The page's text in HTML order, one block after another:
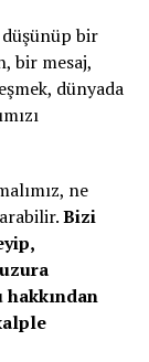
bir
bir mesaj,
dünyada
ne
Bizi